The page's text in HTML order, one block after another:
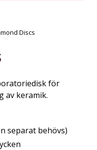
Discs
för
av keramik.
separat behövs)